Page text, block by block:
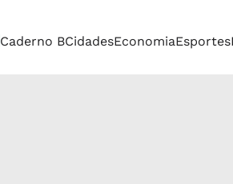
Caderno BCidadesEconomiaEsportes